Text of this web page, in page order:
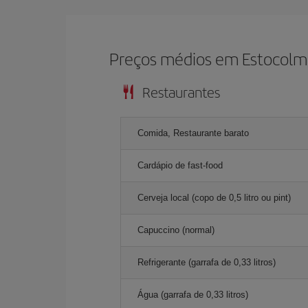
Preços médios em
Restaurantes
Comida, Restaurante barato
Cardápio de fast-food
Cerveja local (copo de 0,5 litro ou pint)
Capuccino (normal)
Refrigerante (garrafa de 0,33 litros)
Água (garrafa de 0,33 litros)